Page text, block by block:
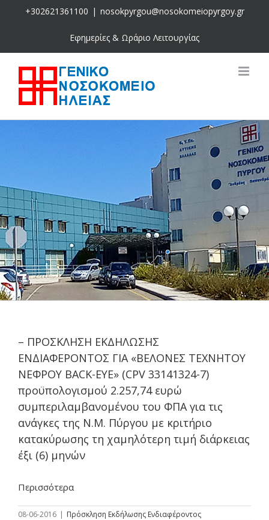
+302621361100 | nosokpyrgou@nosokomeiopyrgoy.gr
Εφημερίες & Ωράριο Λειτουργίας
– ΠΡΟΣΚΛΗΣΗ ΕΚΔΗΛΩΣΗΣ
ΕΝΔΙΑΦΕΡΟΝΤΟΣ ΓΙΑ «ΒΕΛΟΝΕΣ ΤΕΧΝΗΤΟΥ
ΝΕΦΡΟΥ BACK-EYE» (CPV 33141324-7)
προϋπολογισμού 2.257,74 ευρώ
συμπεριλαμβανομένου του ΦΠΑ για τις
ανάγκες της Ν.Μ. Πύργου με κριτήριο
κατακύρωσης τη χαμηλότερη τιμή διάρκειας
έξι (6) μηνών
Περισσότερα
08-06-2016 | Πρόσκληση Εκδήλωσης Ενδιαφέροντος